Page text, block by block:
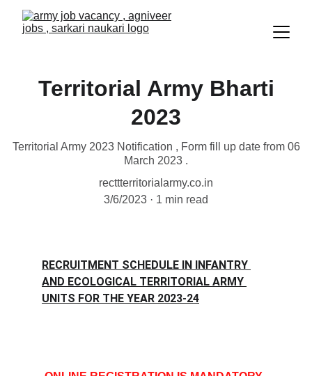
Territorial Army Bharti
2023
Territorial Army 2023 Notification , Form fill up date from 06
March 2023 .
recttterritorialarmy.co.in
3/6/2023
1 min read
RECRUITMENT SCHEDULE IN INFANTRY
AND ECOLOGICAL TERRITORIAL ARMY
UNITS FOR THE YEAR 2023-24